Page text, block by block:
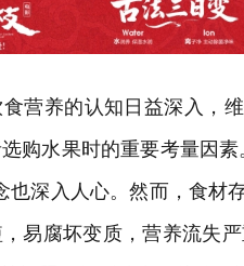
养的认知日益深入，维
购水果时的重要考量因
也深入人心。然而，食材
易腐坏变质，营养流失